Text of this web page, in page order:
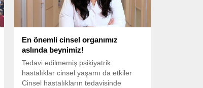
En önemli cinsel organımız
aslında beynimiz!
Tedavi edilmemiş psikiyatrik
hastalıklar cinsel yaşamı da etkiler
Cinsel hastalıkların tedavisinde